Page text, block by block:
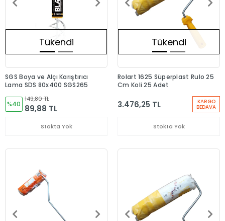
Tükendi
SGS Boya ve Alçı Karıştırıcı
Lama SDS 80x400 SGS265
%40
149,80 TL
89,88 TL
Stokta Yok
Tükendi
Rolart 1625 Süperplast Rulo 25
Cm Koli 25 Adet
3.476,25 TL KARGO
BEDAVA
Stokta Yok